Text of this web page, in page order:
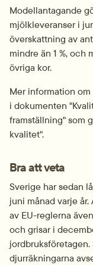
Modellantagande
mjölkleveranser i
överskattning av
mindre än 1 %,
övriga kor.
Mer information
i dokumenten
framställning" som
kvalitet".
Bra att veta
Sverige har sedan
juni månad varje
av EU-reglerna
och grisar i
djurräkningarna